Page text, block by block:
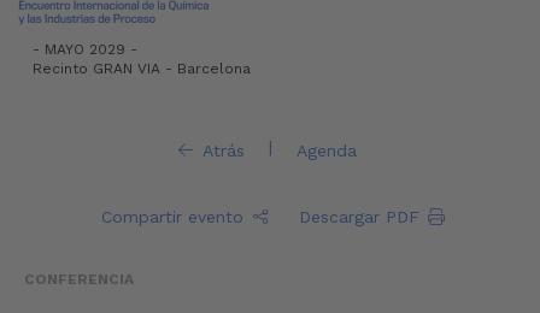
- MAYO 2029 -
Recinto GRAN VIA - Barcelona
Atrás | Agenda
Compartir evento Descargar PDF
CONFERENCIA